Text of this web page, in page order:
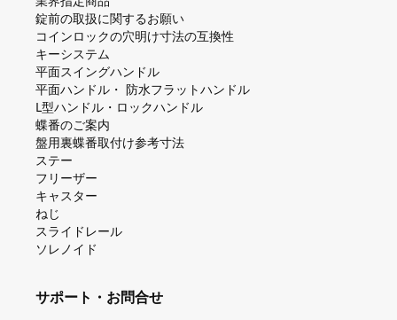
錠前の取扱に関するお願い
コインロックの⽳明け⼨法の互換性
キーシステム
平⾯スイングハンドル
平⾯ハンドル・ 防⽔フラットハンドル
L型ハンドル・ロックハンドル
蝶番のご案内
盤⽤裏蝶番取付け参考⼨法
ステー
フリーザー
キャスター
ねじ
スライドレール
ソレノイド
サポート・お問合せ